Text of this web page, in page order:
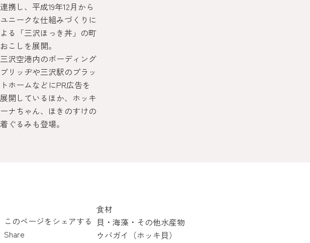
連携し、平成19年12月から
ユニークな仕組みづくりに
よる「三沢ほっき丼」の町
おこしを展開。
三沢空港内のボーディング
ブリッヂや三沢駅のプラッ
トホームなどにPR広告を
展開しているほか、ホッキ
ーナちゃん、ほきのすけの
着ぐるみも登場。
食材
貝・海藻・その他水産物
ウバガイ（ホッキ貝）
このページをシェアする
Share